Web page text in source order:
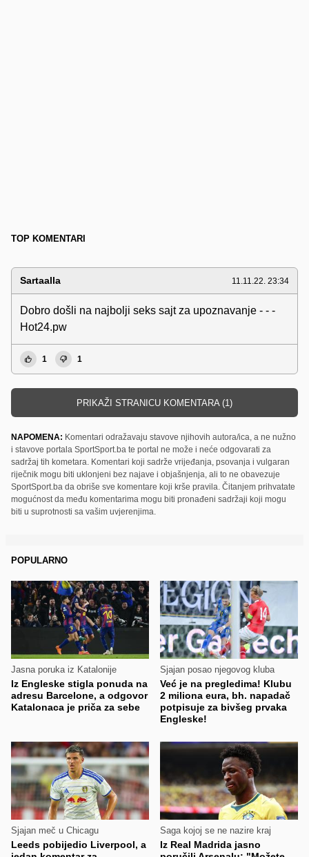
TOP KOMENTARI
Sartaalla 11.11.22. 23:34
Dobro došli na najbolji seks sajt za upoznavanje - - -
Hot24.pw
1 1
PRIKAŽI STRANICU KOMENTARA (1)
NAPOMENA: Komentari odražavaju stavove njihovih autora/ica, a ne nužno
i stavove portala SportSport.ba te portal ne može i neće odgovarati za
sadržaj tih kometara. Komentari koji sadrže vrijeđanja, psovanja i vulgaran
riječnik mogu biti uklonjeni bez najave i objašnjenja, ali to ne obavezuje
SportSport.ba da obriše sve komentare koji krše pravila. Čitanjem prihvatate
mogućnost da među komentarima mogu biti pronađeni sadržaji koji mogu
biti u suprotnosti sa vašim uvjerenjima.
POPULARNO
Jasna poruka iz Katalonije
Iz Engleske stigla ponuda na
adresu Barcelone, a odgovor
Katalonaca je priča za sebe
Sjajan posao njegovog kluba
Već je na pregledima! Klubu
2 miliona eura, bh. napadač
potpisuje za bivšeg prvaka
Engleske!
Sjajan meč u Chicagu
Leeds pobijedio Liverpool, a
Saga kojoj se ne nazire kraj
Iz Real Madrida jasno